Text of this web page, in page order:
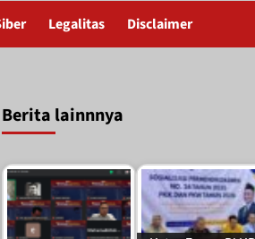
Legalitas Disclaimer
Berita lainnnya